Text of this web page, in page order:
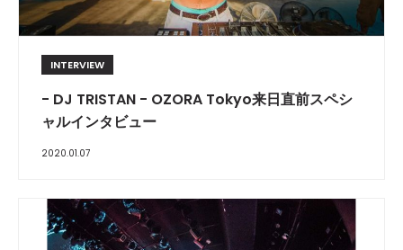
INTERVIEW
- DJ TRISTAN - OZORA Tokyo来日直前スペシ
ャルインタビュー
2020.01.07